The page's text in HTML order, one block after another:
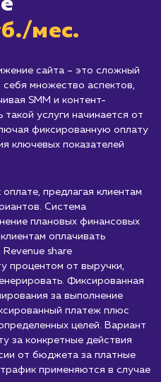
инвестициям.
продвижение
результаты,
чтобы эти
нужны быстрые
может не подходить.